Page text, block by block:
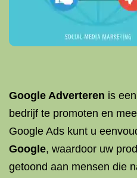
Google Adverteren is
bedrijf te promoten en
Google Ads kunt u
Google, waardoor uw
getoond aan mensen die